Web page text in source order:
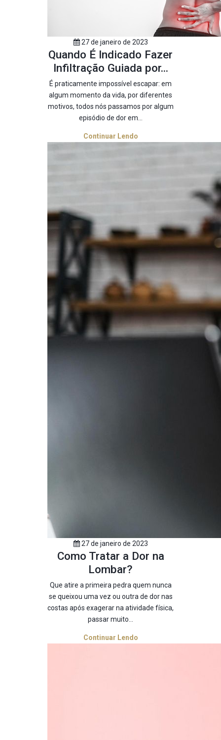
27 de janeiro de 2023
Quando É Indicado Fazer
Infiltração Guiada por...
É praticamente impossível escapar: em
algum momento da vida, por diferentes
motivos, todos nós passamos por algum
episódio de dor em...
Continuar Lendo
27 de janeiro de 2023
Como Tratar a Dor na
Lombar?
Que atire a primeira pedra quem nunca
se queixou uma vez ou outra de dor nas
costas após exagerar na atividade física,
passar muito...
Continuar Lendo